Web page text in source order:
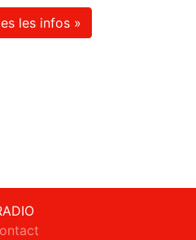
les infos »